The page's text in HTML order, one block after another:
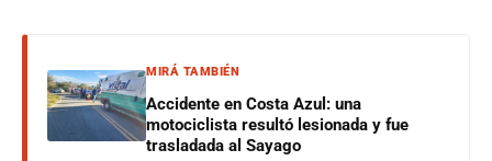
MIRÁ TAMBIÉN
Accidente en Costa Azul: una
motociclista resultó lesionada y fue
trasladada al Sayago